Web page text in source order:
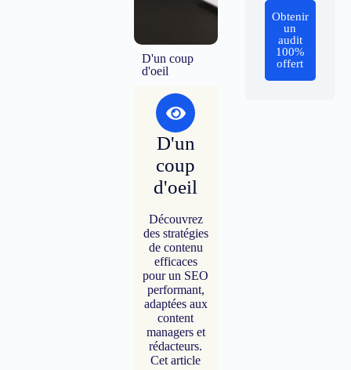
D'un coup
d'oeil
D'un
coup
d'oeil
Découvrez
des stratégies
de contenu
efficaces
pour un SEO
performant,
adaptées aux
content
managers et
rédacteurs.
Cet article
Obtenir
un
audit
100%
offert